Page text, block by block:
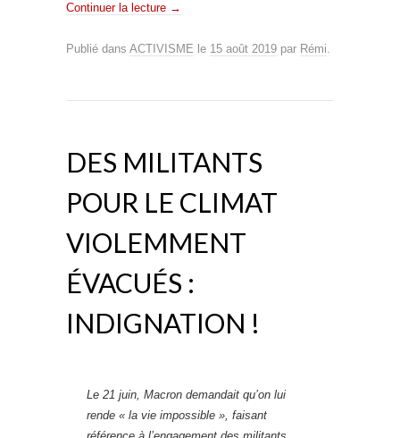
Continuer la lecture →
Publié dans ACTIVISME le 15 août 2019 par Rémi.
DES MILITANTS
POUR LE CLIMAT
VIOLEMMENT
ÉVACUÉS :
INDIGNATION !
Le 21 juin, Macron demandait qu’on lui
rende « la vie impossible », faisant